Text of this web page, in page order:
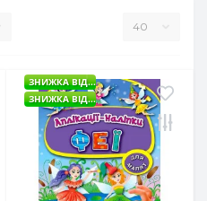
ЗНИЖКА ВІД...
ЗНИЖКА ВІД...